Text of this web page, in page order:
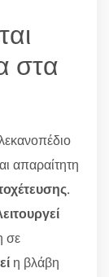
στα
απαραίτητη
.
σε
η βλάβη